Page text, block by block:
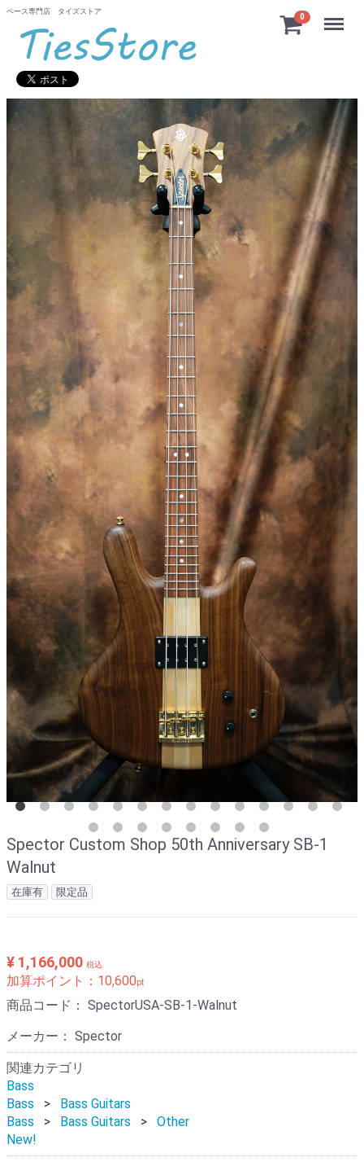
ベース専門店 タイズストア
0 Menu
Spector Custom Shop 50th Anniversary SB-1
Walnut
在庫有 限定品
¥ 1,166,000 税込
加算ポイント： 10,600pt
商品コード： SpectorUSA-SB-1-Walnut
メーカー： Spector
関連カテゴリ
Bass
Bass
Bass Guitars
Bass
Bass Guitars
Other
New!